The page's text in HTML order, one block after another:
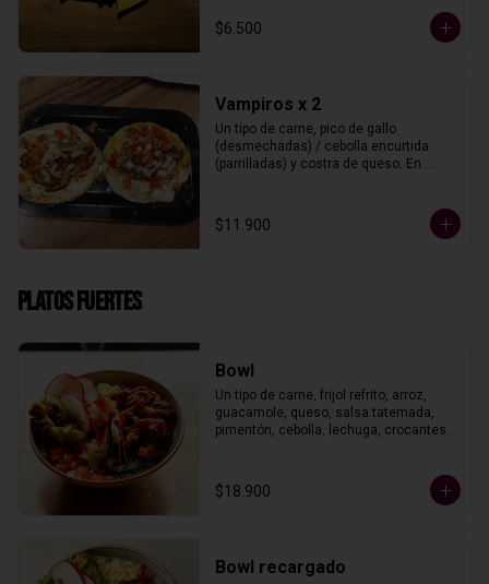
$6.500
Vampiros x 2
Un tipo de carne, pico de gallo
(desmechadas) / cebolla encurtida
(parrilladas) y costra de queso. En
$11.900
Platos fuertes
Bowl
Un tipo de carne, frijol refrito, arroz,
guacamole, queso, salsa tatemada,
pimentón, cebolla, lechuga, crocantes
$18.900
Bowl recargado